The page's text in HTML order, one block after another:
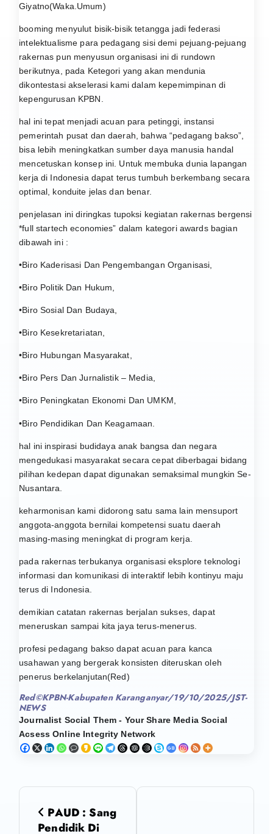
Giyatno(Waka.Umum)
booming menyulut bisik-bisik tetangga jadi federasi
intelektualisme para pedagang sisi demi pejuang-pejuang
rakernas pun menyusun organisasi ini di rundown
berikutnya, pada Ketegori yang akan mendunia
dikontestasi akselerasi kami dalam kepemimpinan di
kepengurusan KPBN.
hal ini tepat menjadi acuan para petinggi, instansi
pemerintah pusat dan daerah, bahwa “pedagang bakso”,
bisa lebih meningkatkan sumber daya manusia handal
mencetuskan konsep ini. Untuk membuka dunia lapangan
kerja di Indonesia dapat terus tumbuh berkembang secara
optimal, konduite jelas dan benar.
penjelasan ini diringkas tupoksi kegiatan rakernas bergensi
*full startech economies” dalam kategori awards bagian
dibawah ini :
•Biro Kaderisasi Dan Pengembangan Organisasi,
•Biro Politik Dan Hukum,
•Biro Sosial Dan Budaya,
•Biro Kesekretariatan,
•Biro Hubungan Masyarakat,
•Biro Pers Dan Jurnalistik – Media,
•Biro Peningkatan Ekonomi Dan UMKM,
•Biro Pendidikan Dan Keagamaan.
hal ini inspirasi budidaya anak bangsa dan negara
mengedukasi masyarakat secara cepat diberbagai bidang
pilihan kedepan dapat digunakan semaksimal mungkin Se-
Nusantara.
keharmonisan kami didorong satu sama lain mensuport
anggota-anggota bernilai kompetensi suatu daerah
masing-masing meningkat di program kerja.
pada rakernas terbukanya organisasi eksplore teknologi
informasi dan komunikasi di interaktif lebih kontinyu maju
terus di Indonesia.
demikian catatan rakernas berjalan sukses, dapat
meneruskan sampai kita jaya terus-menerus.
profesi pedagang bakso dapat acuan para kanca
usahawan yang bergerak konsisten diteruskan oleh
penerus berkelanjutan(Red)
Red©KPBN-Kabupaten Karanganyar/19/10/2025/JST-
NEWS
Journalist Social Them - Your Share Media Social
Acsess Online Integrity Network
N
PAUD : Sang
Pendidik Di